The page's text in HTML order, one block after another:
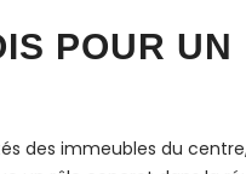
POUR UN
des immeubles du